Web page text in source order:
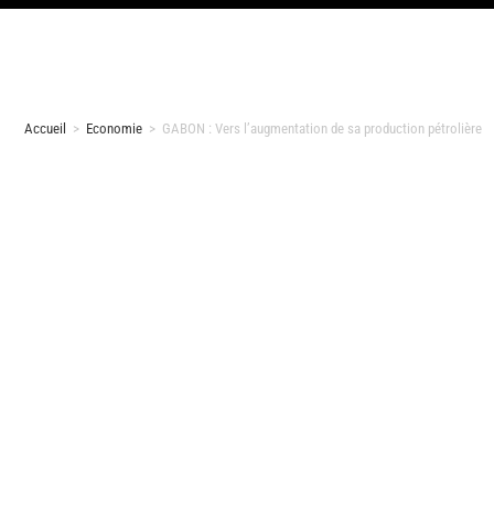
Accueil > Economie > GABON : Vers l’augmentation de sa production pétrolière